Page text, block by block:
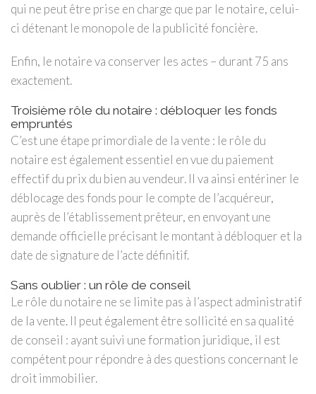
qui ne peut être prise en charge que par le notaire, celui-
ci détenant le monopole de la publicité foncière.
Enfin, le notaire va conserver les actes – durant 75 ans
exactement.
Troisième rôle du notaire : débloquer les fonds
empruntés
C’est une étape primordiale de la vente : le rôle du
notaire est également essentiel en vue du paiement
effectif du prix du bien au vendeur. Il va ainsi entériner le
déblocage des fonds pour le compte de l’acquéreur,
auprès de l’établissement prêteur, en envoyant une
demande officielle précisant le montant à débloquer et la
date de signature de l’acte définitif.
Sans oublier : un rôle de conseil
Le rôle du notaire ne se limite pas à l’aspect administratif
de la vente. Il peut également être sollicité en sa qualité
de conseil : ayant suivi une formation juridique, il est
compétent pour répondre à des questions concernant le
droit immobilier.